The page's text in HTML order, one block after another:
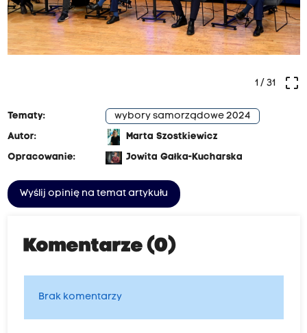
crop_free
1/ 31
Tematy:
wybory samorządowe 2024
Autor:
Marta Szostkiewicz
Opracowanie:
Jowita Gałka-Kucharska
Wyślij opinię na temat artykułu
Komentarze (0)
Brak komentarzy